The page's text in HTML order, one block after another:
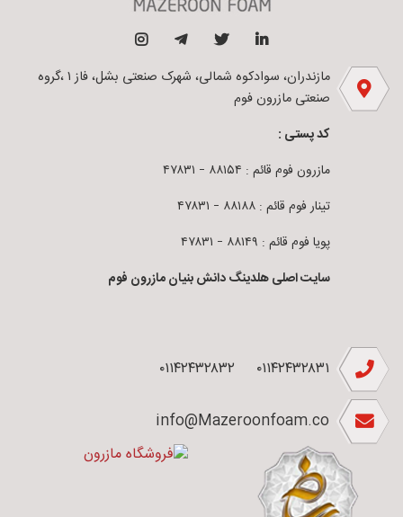
مازندران، سوادکوه شمالی، شهرک صنعتی بشل، فاز ۱ ،گروه
صنعتی مازرون فوم
کد پستی :
مازرون فوم قائم : ۸۸۱۵۴ – ۴۷۸۳۱
تینار فوم قائم : ۸۸۱۸۸ – ۴۷۸۳۱
پویا فوم قائم : ۸۸۱۴۹ – ۴۷۸۳۱
سایت اصلی هلدینگ دانش بنیان مازرون فوم
۰۱۱۴۲۴۳۲۸۳۱ ۰۱۱۴۲۴۳۲۸۳۲
info@Mazeroonfoam.co